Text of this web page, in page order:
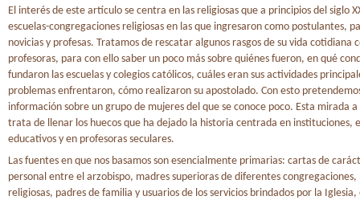
El interés de este artículo se centra en las religiosas que a principios del siglo
escuelas-congregaciones religiosas en las que ingresaron como postulantes,
novicias y profesas. Tratamos de rescatar algunos rasgos de su vida cotidiana
profesoras, para con ello saber un poco más sobre quiénes fueron, en qué
fundaron las escuelas y colegios católicos, cuáles eran sus actividades
problemas enfrentaron, cómo realizaron su apostolado. Con esto
información sobre un grupo de mujeres del que se conoce poco. Esta mirada
trata de llenar los huecos que ha dejado la historia centrada en instituciones,
educativos y en profesoras seculares.
Las fuentes en que nos basamos son esencialmente primarias: cartas de
personal entre el arzobispo, madres superioras de diferentes congregaciones,
religiosas, padres de familia y usuarios de los servicios brindados por la